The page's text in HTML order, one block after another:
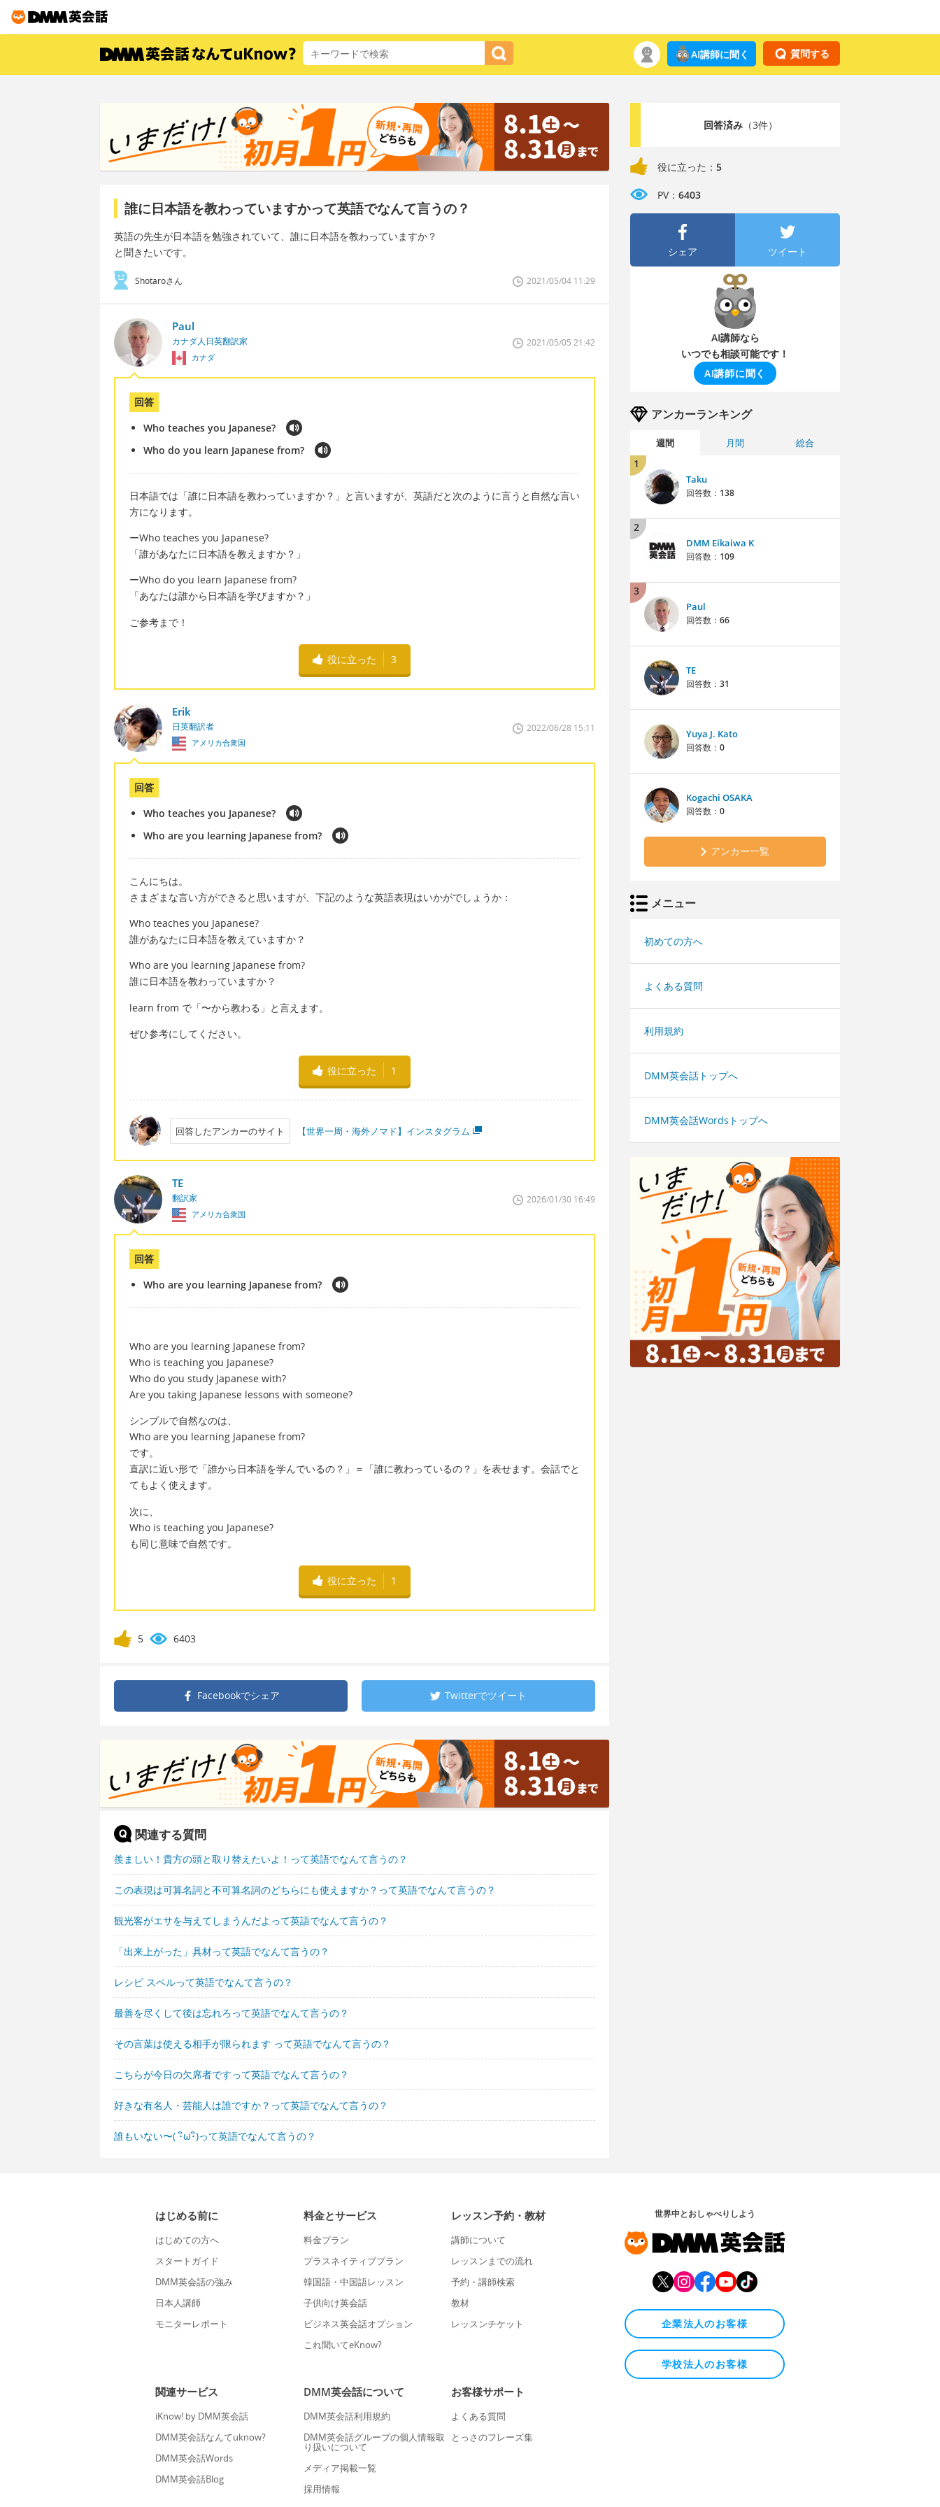
質問する
AI講師に聞く
誰に日本語を教わっていますかって英語でなんて言うの？
英語の先生が日本語を勉強されていて、誰に日本語を教わっていますか？
と聞きたいです。
Shotaroさん 2021/05/04 11:29
Paul
カナダ人日英翻訳家
カナダ
2021/05/05 21:42
回答
Who teaches you Japanese?
Who do you learn Japanese from?
日本語では「誰に日本語を教わっていますか？」と言いますが、英語だと次のように言うと自然な言い
方になります。
ーWho teaches you Japanese?
「誰があなたに日本語を教えますか？」
ーWho do you learn Japanese from?
「あなたは誰から日本語を学びますか？」
ご参考まで！
役に立った 3
Erik
日英翻訳者
アメリカ合衆国
2022/06/28 15:11
回答
Who teaches you Japanese?
Who are you learning Japanese from?
こんにちは。
さまざまな言い方ができると思いますが、下記のような英語表現はいかがでしょうか：
Who teaches you Japanese?
誰があなたに日本語を教えていますか？
Who are you learning Japanese from?
誰に日本語を教わっていますか？
learn from で「〜から教わる」と言えます。
ぜひ参考にしてください。
役に立った 1
回答したアンカーのサイト 【世界一周・海外ノマド】インスタグラム
TE
翻訳家
アメリカ合衆国
2026/01/30 16:49
回答
Who are you learning Japanese from?
Who are you learning Japanese from?
Who is teaching you Japanese?
Who do you study Japanese with?
Are you taking Japanese lessons with someone?
シンプルで自然なのは、
Who are you learning Japanese from?
です。
直訳に近い形で「誰から日本語を学んでいるの？」＝「誰に教わっているの？」を表せます。会話でと
てもよく使えます。
次に、
Who is teaching you Japanese?
も同じ意味で自然です。
役に立った 1
5 6403
Facebookでシェア Twitterでツイート
関連する質問
羨ましい！貴方の頭と取り替えたいよ！って英語でなんて言うの？
この表現は可算名詞と不可算名詞のどちらにも使えますか？って英語でなんて言うの？
観光客がエサを与えてしまうんだよって英語でなんて言うの？
「出来上がった」具材って英語でなんて言うの？
レシピ スペルって英語でなんて言うの？
最善を尽くして後は忘れろって英語でなんて言うの？
その言葉は使える相手が限られます って英語でなんて言うの？
こちらが今日の欠席者ですって英語でなんて言うの？
好きな有名人・芸能人は誰ですか？って英語でなんて言うの？
誰もいない〜( ･ิω･ิ)って英語でなんて言うの？
回答済み（3件）
役に立った： 5
PV： 6403
シェア ツイート
AI講師なら
いつでも相談可能です！
AI講師に聞く
アンカーランキング
週間 月間 総合
1
Taku
回答数： 138
2
DMM Eikaiwa K
回答数： 109
3
Paul
回答数： 66
TE
回答数： 31
Yuya J. Kato
回答数： 0
Kogachi OSAKA
回答数： 0
アンカー一覧
メニュー
初めての方へ
よくある質問
利用規約
DMM英会話トップへ
DMM英会話Wordsトップへ
はじめる前に
はじめての方へ
スタートガイド
DMM英会話の強み
日本人講師
モニターレポート
料金とサービス
料金プラン
プラスネイティブプラン
韓国語・中国語レッスン
子供向け英会話
ビジネス英会話オプション
これ聞いてeKnow?
レッスン予約・教材
講師について
レッスンまでの流れ
予約・講師検索
教材
レッスンチケット
関連サービス
iKnow! by DMM英会話
DMM英会話なんてuknow?
DMM英会話Words
DMM英会話Blog
DMM英会話について
DMM英会話利用規約
DMM英会話グループの個人情報取
り扱いについて
メディア掲載一覧
採用情報
お客様サポート
よくある質問
とっさのフレーズ集
世界中とおしゃべりしよう
企業法人のお客様
学校法人のお客様